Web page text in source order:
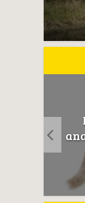
mačja
8. del –
okostje